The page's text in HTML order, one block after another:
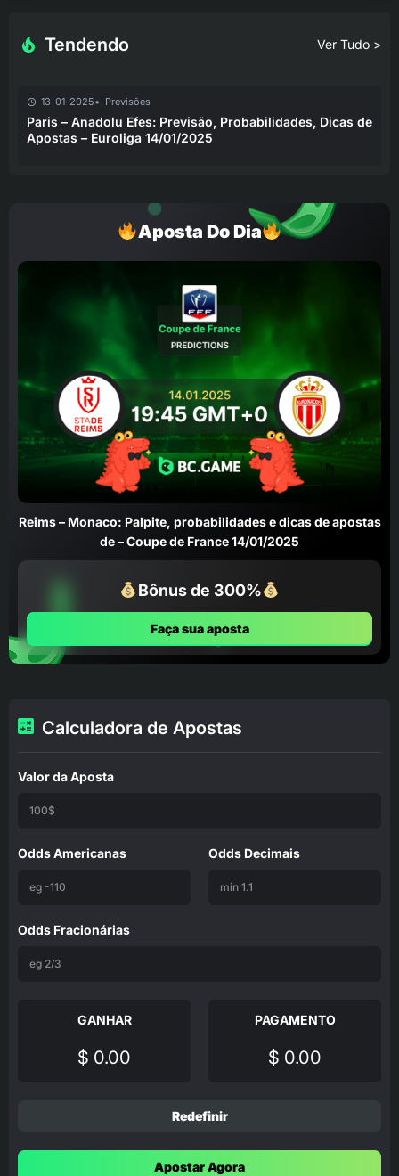
Tendendo Ver Tudo >
13-01-2025 Previsões
Paris – Anadolu Efes: Previsão, Probabilidades, Dicas de
Apostas – Euroliga 14/01/2025
Aposta Do Dia
Reims – Monaco: Palpite, probabilidades e dicas de apostas
de – Coupe de France 14/01/2025
Bônus de 300%
Faça sua aposta
Calculadora de Apostas
Valor da Aposta
Odds Americanas Odds Decimais
Odds Fracionárias
GANHAR
$ 0.00
PAGAMENTO
$ 0.00
Redefinir
Apostar Agora